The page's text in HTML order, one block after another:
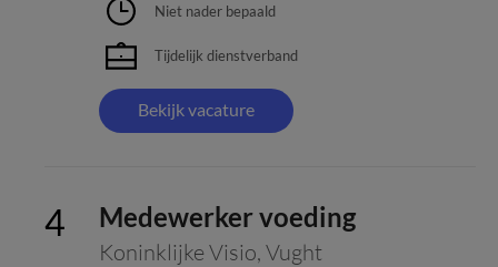
Niet nader bepaald
Tijdelijk dienstverband
Bekijk vacature
Medewerker voeding
Koninklijke Visio, Vught